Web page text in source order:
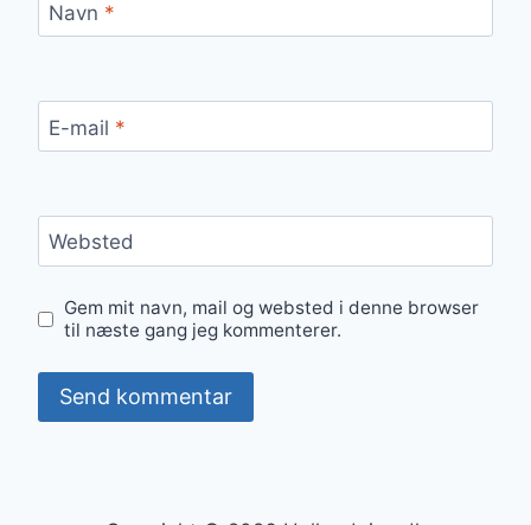
Navn *
E-mail *
Websted
Gem mit navn, mail og websted i denne browser
til næste gang jeg kommenterer.